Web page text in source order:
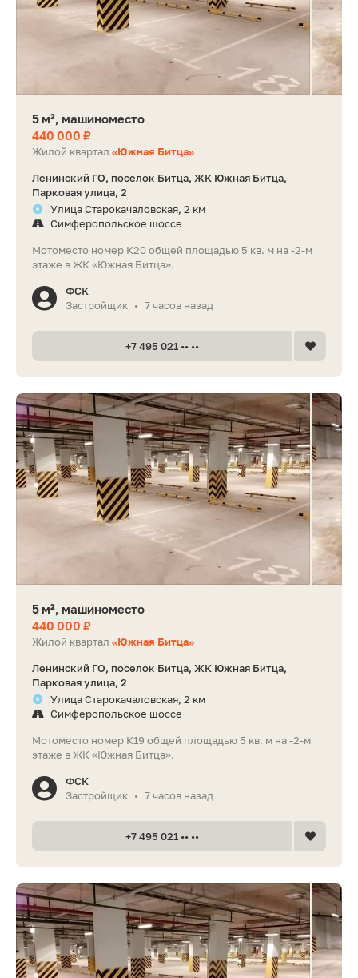
5 м², машиноместо
440 000 ₽
Жилой квартал «Южная Битца»
Ленинский ГО, поселок Битца, ЖК Южная Битца,
Парковая улица, 2
Улица Старокачаловская, 2 км
Симферопольское шоссе
Мотоместо номер К20 общей площадью 5 кв. м на -2-м
этаже в ЖК «Южная Битца».
ФСК
Застройщик • 7 часов назад
+7 495 021 •• ••
5 м², машиноместо
440 000 ₽
Жилой квартал «Южная Битца»
Ленинский ГО, поселок Битца, ЖК Южная Битца,
Парковая улица, 2
Улица Старокачаловская, 2 км
Симферопольское шоссе
Мотоместо номер К19 общей площадью 5 кв. м на -2-м
этаже в ЖК «Южная Битца».
ФСК
Застройщик • 7 часов назад
+7 495 021 •• ••